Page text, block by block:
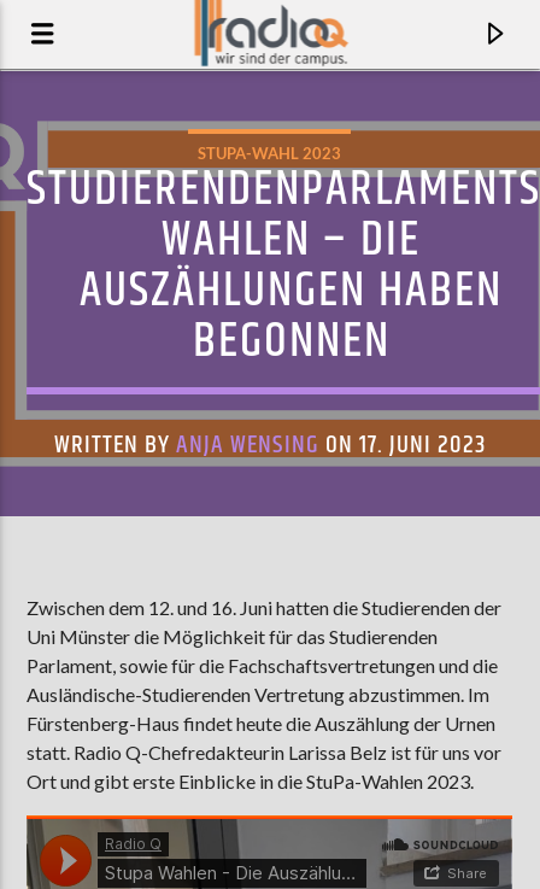
AKTUELLER TRACK
GET WELL SOON
AKTUELLE SENDUNG
COFFEESHOP
09:00 12:00
ZU HÖREN IN
STUPA-WAHL 2023
WAHLEN – DIE
AUSZÄHLUNGEN HABEN
BEGONNEN
WRITTEN BYANJA WENSING ON 17. JUNI 2023
Zwischen dem 12. und 16. Juni hatten die Studierenden der
Uni Münster die Möglichkeit für das Studierenden
Parlament, sowie für die Fachschaftsvertretungen und die
Ausländische-Studierenden Vertretung abzustimmen. Im
Fürstenberg-Haus findet heute die Auszählung der Urnen
statt. Radio Q-Chefredakteurin Larissa Belz ist für uns vor
Ort und gibt erste Einblicke in die StuPa-Wahlen 2023.